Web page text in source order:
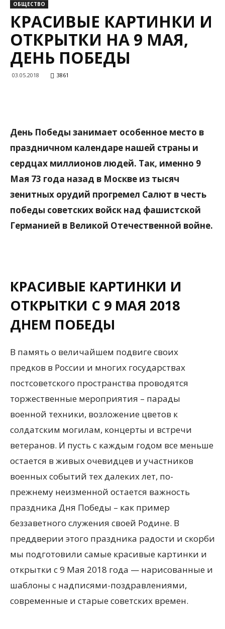
ОБЩЕСТВО
КРАСИВЫЕ КАРТИНКИ И
ОТКРЫТКИ НА 9 МАЯ,
ДЕНЬ ПОБЕДЫ
03.05.2018 3861
День Победы занимает особенное место в
праздничном календаре нашей страны и
сердцах миллионов людей. Так, именно 9
Мая 73 года назад в Москве из тысяч
зенитных орудий прогремел Салют в честь
победы советских войск над фашистской
Германией в Великой Отечественной войне.
КРАСИВЫЕ КАРТИНКИ И
ОТКРЫТКИ С 9 МАЯ 2018
ДНЕМ ПОБЕДЫ
В память о величайшем подвиге своих
предков в России и многих государствах
постсоветского пространства проводятся
торжественные мероприятия – парады
военной техники, возложение цветов к
солдатским могилам, концерты и встречи
ветеранов. И пусть с каждым годом все меньше
остается в живых очевидцев и участников
военных событий тех далеких лет, по-
прежнему неизменной остается важность
праздника Дня Победы – как пример
беззаветного служения своей Родине. В
преддверии этого праздника радости и скорби
мы подготовили самые красивые картинки и
открытки с 9 Мая 2018 года — нарисованные и
шаблоны с надписями-поздравлениями,
современные и старые советских времен.